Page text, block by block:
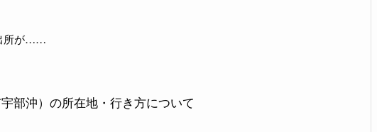
所が……
部沖）の所在地・行き方について